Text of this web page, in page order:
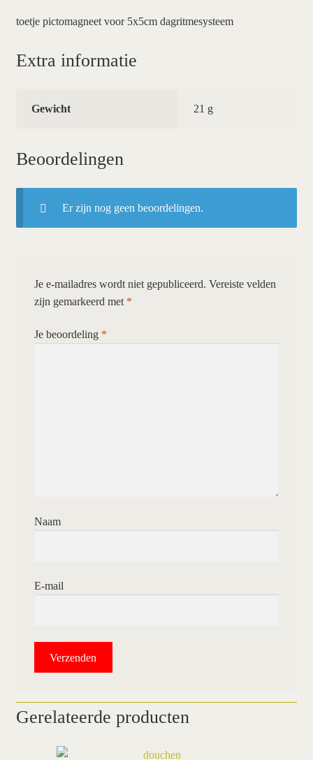
toetje pictomagneet voor 5x5cm dagritmesysteem
Extra informatie
Gewicht 21 g
Beoordelingen
Er zijn nog geen beoordelingen.
Je e-mailadres wordt niet gepubliceerd. Vereiste velden
zijn gemarkeerd met *
Je beoordeling *
Naam
E-mail
Gerelateerde producten